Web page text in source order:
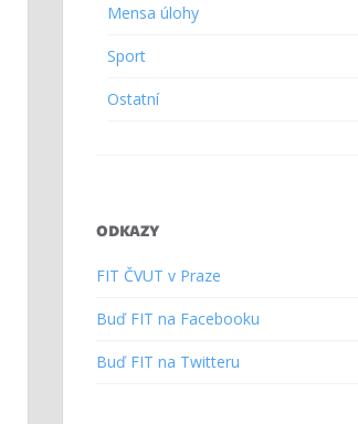
Mensa úlohy
Sport
Ostatní
ODKAZY
FIT ČVUT v Praze
Buď FIT na Facebooku
Buď FIT na Twitteru